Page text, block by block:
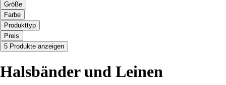
Größe
Farbe
Produkttyp
Preis
5 Produkte anzeigen
Halsbänder und Leinen